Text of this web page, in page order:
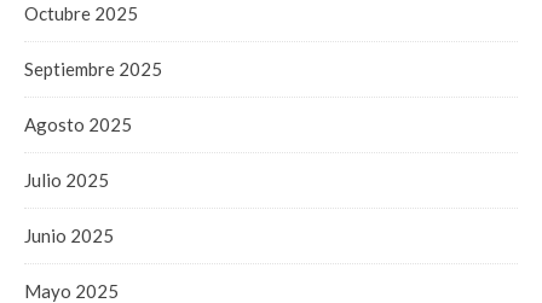
Octubre 2025
Septiembre 2025
Agosto 2025
Julio 2025
Junio 2025
Mayo 2025